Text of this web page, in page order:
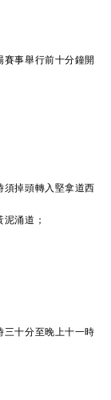
事舉行前十分鐘開
掉頭轉入堅拿道西
涌道；
十分至晚上十一時